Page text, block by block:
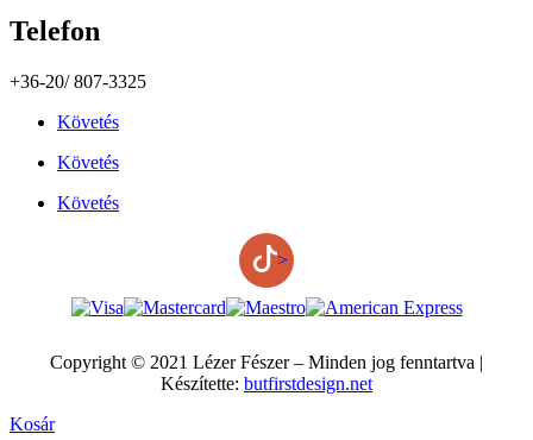
Telefon
+36-20/ 807-3325
Követés
Követés
Követés
>
Copyright © 2021 Lézer Fészer – Minden jog fenntartva |
Készítette: butfirstdesign.net
Kosár